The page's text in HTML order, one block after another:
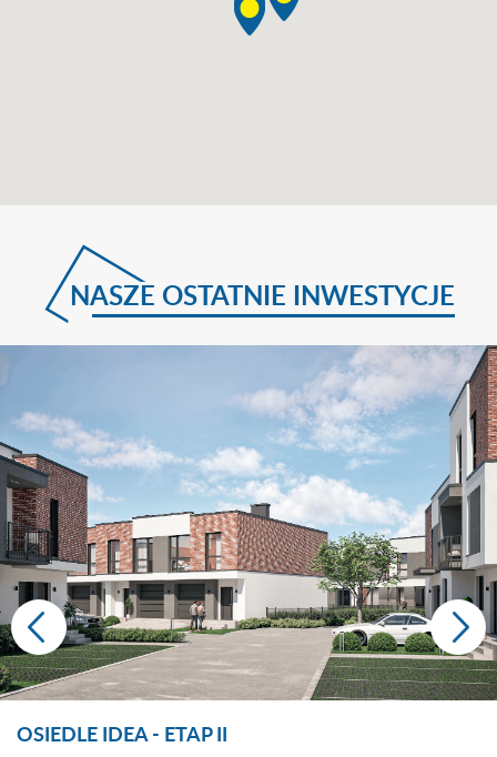
NASZE OSTATNIE INWESTYCJE
OSIEDLE IDEA - ETAP II